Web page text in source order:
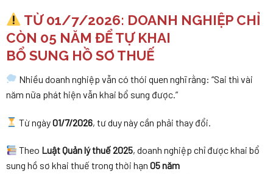
TỪ 01/7/2026: DOANH NGHIỆP CHỈ
CÒN 05 NĂM ĐỂ TỰ KHAI
BỔ SUNG HỒ SƠ THUẾ
Nhiều doanh nghiệp vẫn có thói quen nghĩ rằng: “Sai thì vài
năm nữa phát hiện vẫn khai bổ sung được.”
Từ ngày01/7/2026, tư duy này cần phải thay đổi.
Theo Luật Quản lý thuế 2025, doanh nghiệp chỉ được khai bổ
sung hồ sơ khai thuế trong thời hạn 05 năm